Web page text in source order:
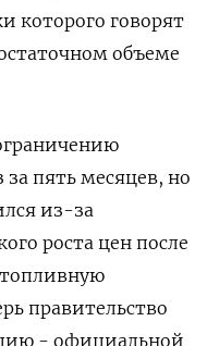
которого говорят
объеме
за пять месяцев, но
из-за
роста цен после
правительство
- официальной